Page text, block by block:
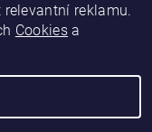
nastavení cookies
reklamu.
Cookies a